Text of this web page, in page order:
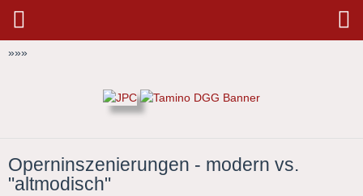
»»»
Operninszenierungen - modern vs.
"altmodisch"